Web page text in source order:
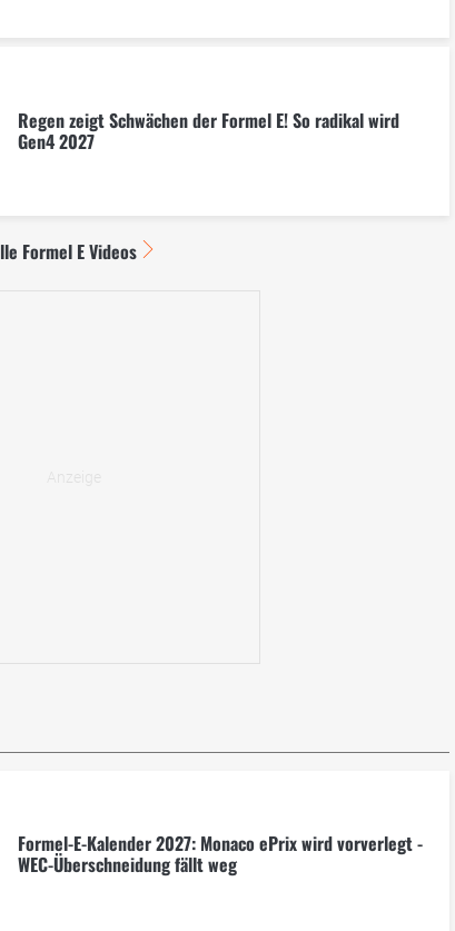
Regen zeigt Schwächen der Formel E! So radikal wird
Gen4 2027
Formel E Videos
Formel-E-Kalender 2027: Monaco ePrix wird vorverlegt -
WEC-Überschneidung fällt weg